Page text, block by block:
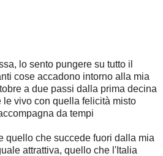
lo sento pungere su tutto il
cose accadono intorno alla mia
a due passi dalla prima decina
vivo con quella felicità misto
da tempi
quello che succede fuori dalla mia
attrattiva, quello che l'Italia